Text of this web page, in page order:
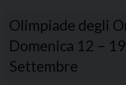
Livorno
Olimpiade degli
Domenica 12 –
Settembre